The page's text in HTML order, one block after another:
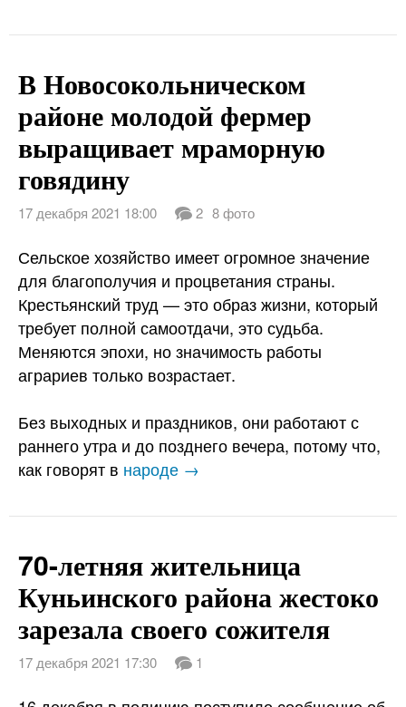
В Новосокольническом
районе молодой фермер
выращивает мраморную
говядину
17 декабря 2021 18:00 2 8 фото
Сельское хозяйство имеет огромное значение
для благополучия и процветания страны.
Крестьянский труд — это образ жизни, который
требует полной самоотдачи, это судьба.
Меняются эпохи, но значимость работы
аграриев только возрастает.
Без выходных и праздников, они работают с
раннего утра и до позднего вечера, потому что,
как говорят в народе →
70-летняя жительница
Куньинского района жестоко
зарезала своего сожителя
17 декабря 2021 17:30 1